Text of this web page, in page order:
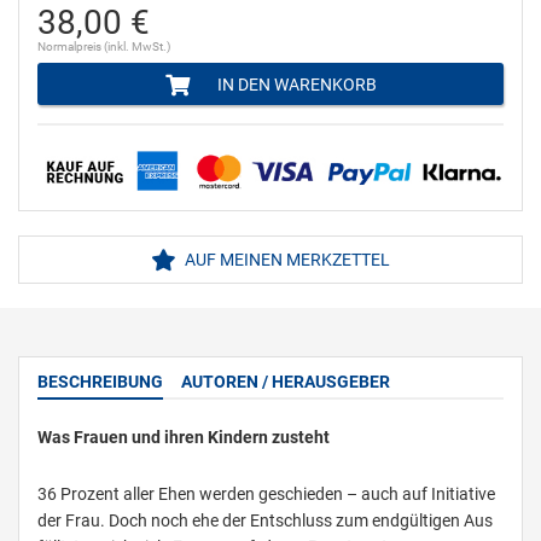
38,00 €
Normalpreis (inkl. MwSt.)
IN DEN WARENKORB
AUF MEINEN MERKZETTEL
BESCHREIBUNG AUTOREN / HERAUSGEBER
Was Frauen und ihren Kindern zusteht
36 Prozent aller Ehen werden geschieden – auch auf Initiative
der Frau. Doch noch ehe der Entschluss zum endgültigen Aus